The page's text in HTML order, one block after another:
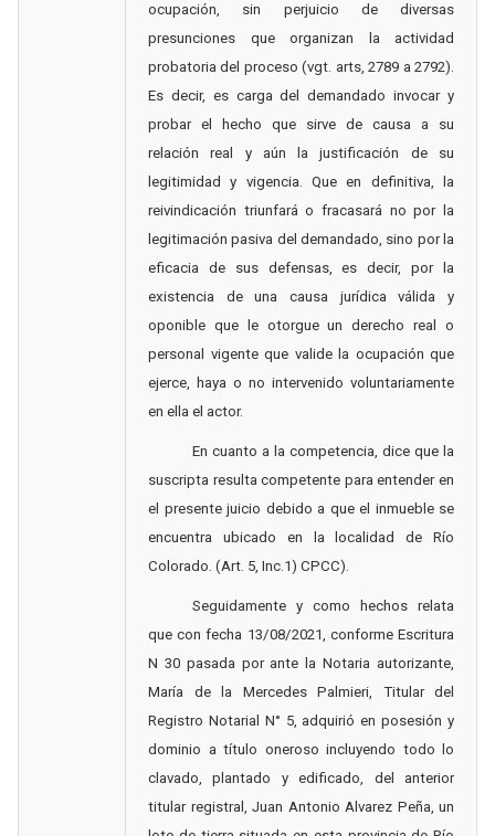
ocupación, sin perjuicio de diversas
presunciones que organizan la actividad
probatoria del proceso (vgt. arts, 2789 a 2792).
Es decir, es carga del demandado invocar y
probar el hecho que sirve de causa a su
relación real y aún la justificación de su
legitimidad y vigencia. Que en definitiva, la
reivindicación triunfará o fracasará no por la
legitimación pasiva del demandado, sino por la
eficacia de sus defensas, es decir, por la
existencia de una causa jurídica válida y
oponible que le otorgue un derecho real o
personal vigente que valide la ocupación que
ejerce, haya o no intervenido voluntariamente
en ella el actor.
En cuanto a la competencia, dice que la
suscripta resulta competente para entender en
el presente juicio debido a que el inmueble se
encuentra ubicado en la localidad de Río
Colorado. (Art. 5, Inc.1) CPCC).
Seguidamente y como hechos relata
que con fecha 13/08/2021, conforme Escritura
N 30 pasada por ante la Notaria autorizante,
María de la Mercedes Palmieri, Titular del
Registro Notarial N° 5, adquirió en posesión y
dominio a título oneroso incluyendo todo lo
clavado, plantado y edificado, del anterior
titular registral, Juan Antonio Alvarez Peña, un